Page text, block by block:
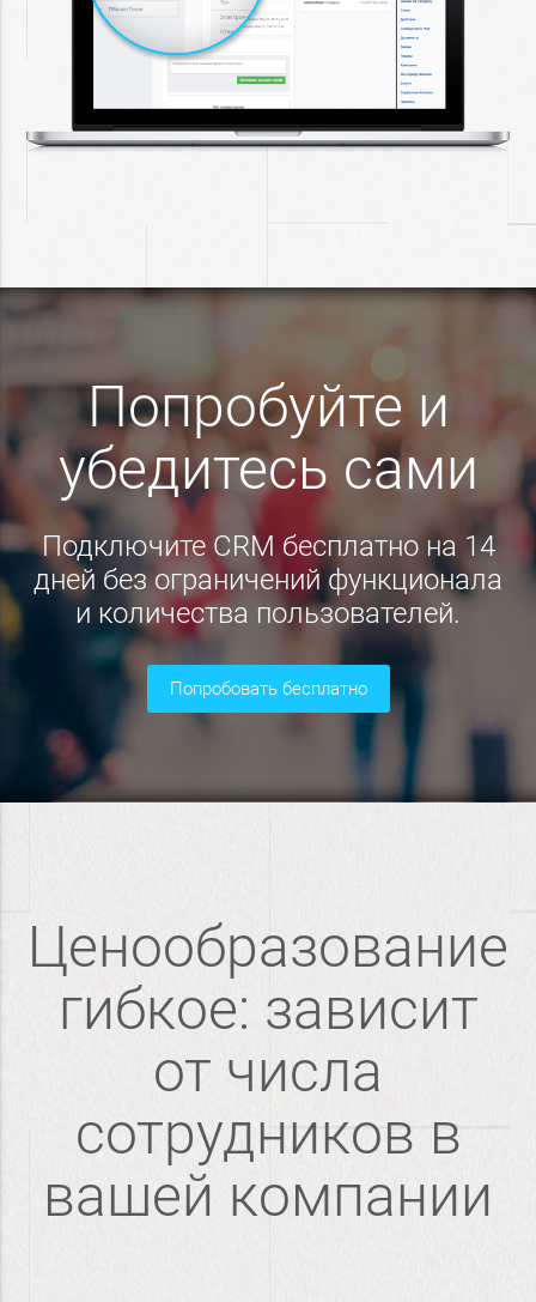
Попробуйте и
убедитесь сами
Подключите CRM бесплатно на 14
дней без ограничений функционала
и количества пользователей.
попробовать бесплатно
Ценообразование
гибкое: зависит
от числа
сотрудников в
вашей компании